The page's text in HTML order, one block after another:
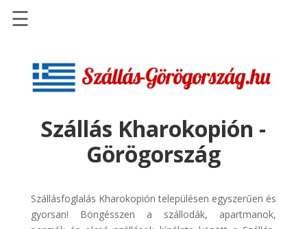
Szállások
Repülőjegy
pénzvisszatérítéssel
Discover
☰
Szállás Kharokopión -
Görögország
Szállásfoglalás Kharokopión településen egyszerűen és
gyorsan! Böngésszen a szállodák, apartmanok,